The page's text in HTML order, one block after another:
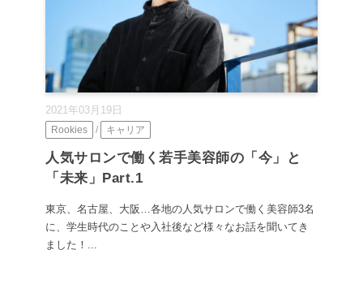
2021年03月19日
Rookies / キャリア
人気サロンで働く若手美容師の「今」と
「未来」Part.1
東京、名古屋、大阪…各地の人気サロンで働く美容師3名
に、学生時代のことや入社後など様々なお話を聞いてき
ました！...